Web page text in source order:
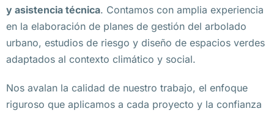
y asistencia técnica. Contamos con amplia experiencia
en la elaboración de planes de gestión del arbolado
urbano, estudios de riesgo y diseño de espacios verdes
adaptados al contexto climático y social.
Nos avalan la calidad de nuestro trabajo, el enfoque
riguroso que aplicamos a cada proyecto y la confianza